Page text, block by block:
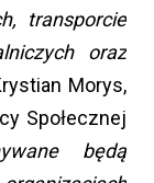
transporcie
oraz
Morys,
Społecznej
będą